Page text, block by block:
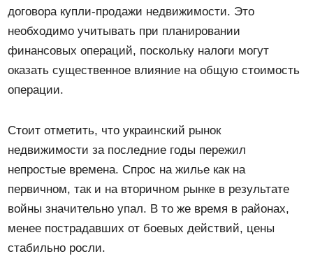
договора купли-продажи недвижимости. Это
необходимо учитывать при планировании
финансовых операций, поскольку налоги могут
оказать существенное влияние на общую стоимость
операции.
Стоит отметить, что украинский рынок
недвижимости за последние годы пережил
непростые времена. Спрос на жилье как на
первичном, так и на вторичном рынке в результате
войны значительно упал. В то же время в районах,
менее пострадавших от боевых действий, цены
стабильно росли.